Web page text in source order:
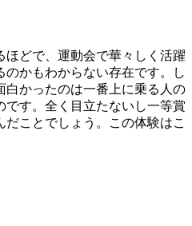
ほどで、運動会で華々しく活躍
かもわからない存在です。し
白かったのは一番上に乗る人の
す。全く目立たないし一等賞
ことでしょう。この体験はこ